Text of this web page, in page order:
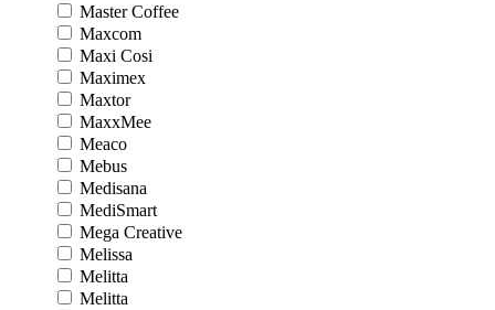
Master Coffee
Maxcom
Maxi Cosi
Maximex
Maxtor
MaxxMee
Meaco
Mebus
Medisana
MediSmart
Mega Creative
Melissa
Melitta
Melitta